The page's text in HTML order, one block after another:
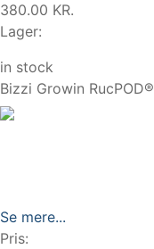
380.00 KR.
Lager:
in stock
Bizzi Growin
Se mere...
Pris: